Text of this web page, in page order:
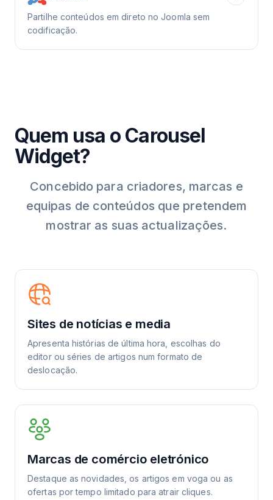
Partilhe conteúdos em direto no Joomla sem
codificação.
Quem usa o Carousel
Widget?
Concebido para criadores, marcas e
equipas de conteúdos que pretendem
mostrar as suas actualizações.
Sites de notícias e media
Apresenta histórias de última hora, escolhas do
editor ou séries de artigos num formato de
deslocação.
Marcas de comércio eletrónico
Destaque as novidades, os artigos em voga ou as
ofertas por tempo limitado para atrair cliques.